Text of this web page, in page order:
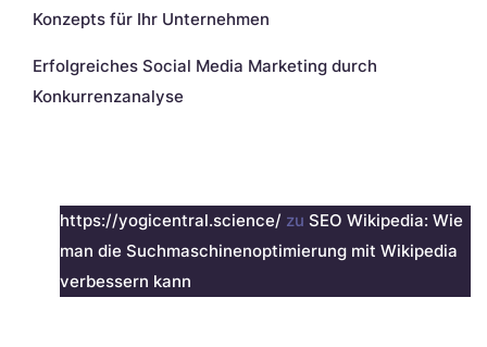
Konzepts für Ihr Unternehmen
Erfolgreiches Social Media Marketing durch
Konkurrenzanalyse
https://yogicentral.science/ zu SEO Wikipedia: Wie
man die Suchmaschinenoptimierung mit Wikipedia
verbessern kann